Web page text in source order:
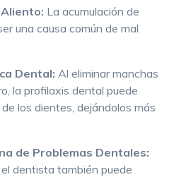
La acumulación de
una causa común de mal
Dental: Al eliminar manchas
la profilaxis dental puede
los dientes, dejándolos más
de Problemas Dentales:
dentista también puede